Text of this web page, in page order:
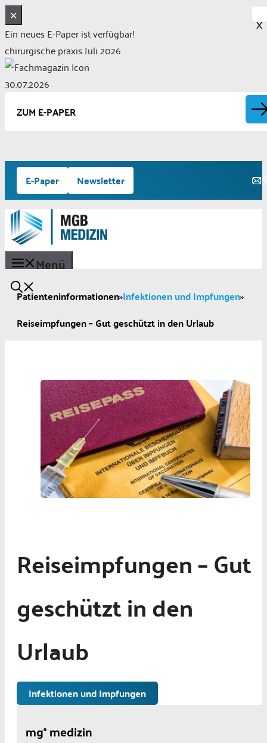
✕
Ein neues E-Paper ist verfügbar!
chirurgische praxis Juli 2026
30.07.2026
ZUM E-PAPER
Zum
Inhalt
springen
E-Paper Newsletter
Menü
Patienteninformationen»Infektionen und Impfungen»
Reiseimpfungen – Gut geschützt in den Urlaub
Reiseimpfungen – Gut
geschützt in den
Urlaub
Infektionen und Impfungen
mg° medizin
X